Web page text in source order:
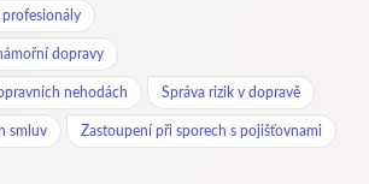
profesionály
dopravy
nehodách Správa rizik v dopravě
smluv Zastoupení při sporech s pojišťovnami